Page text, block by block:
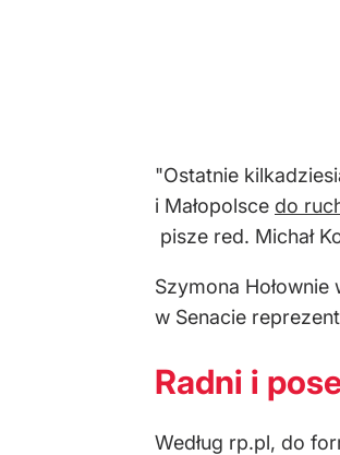
"Ostatnie
i Małopolsce do
pisze red. Michał
Szymona
w Senacie
Radni i
Według rp.pl, do